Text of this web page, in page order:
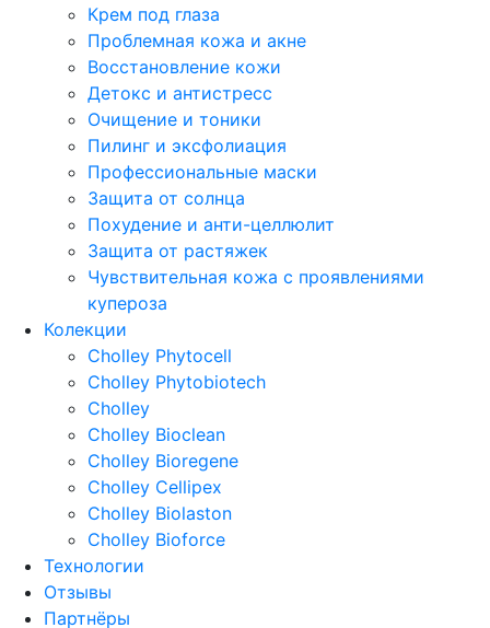
Крем под глаза
Проблемная кожа и акне
Восстановление кожи
Детокс и антистресс
Очищение и тоники
Пилинг и эксфолиация
Профессиональные маски
Защита от солнца
Похудение и анти-целлюлит
Защита от растяжек
Чувствительная кожа с проявлениями
купероза
Колекции
Cholley Phytocell
Cholley Phytobiotech
Cholley
Cholley Bioclean
Cholley Bioregene
Cholley Cellipex
Cholley Biolaston
Cholley Bioforce
Технологии
Отзывы
Партнёры